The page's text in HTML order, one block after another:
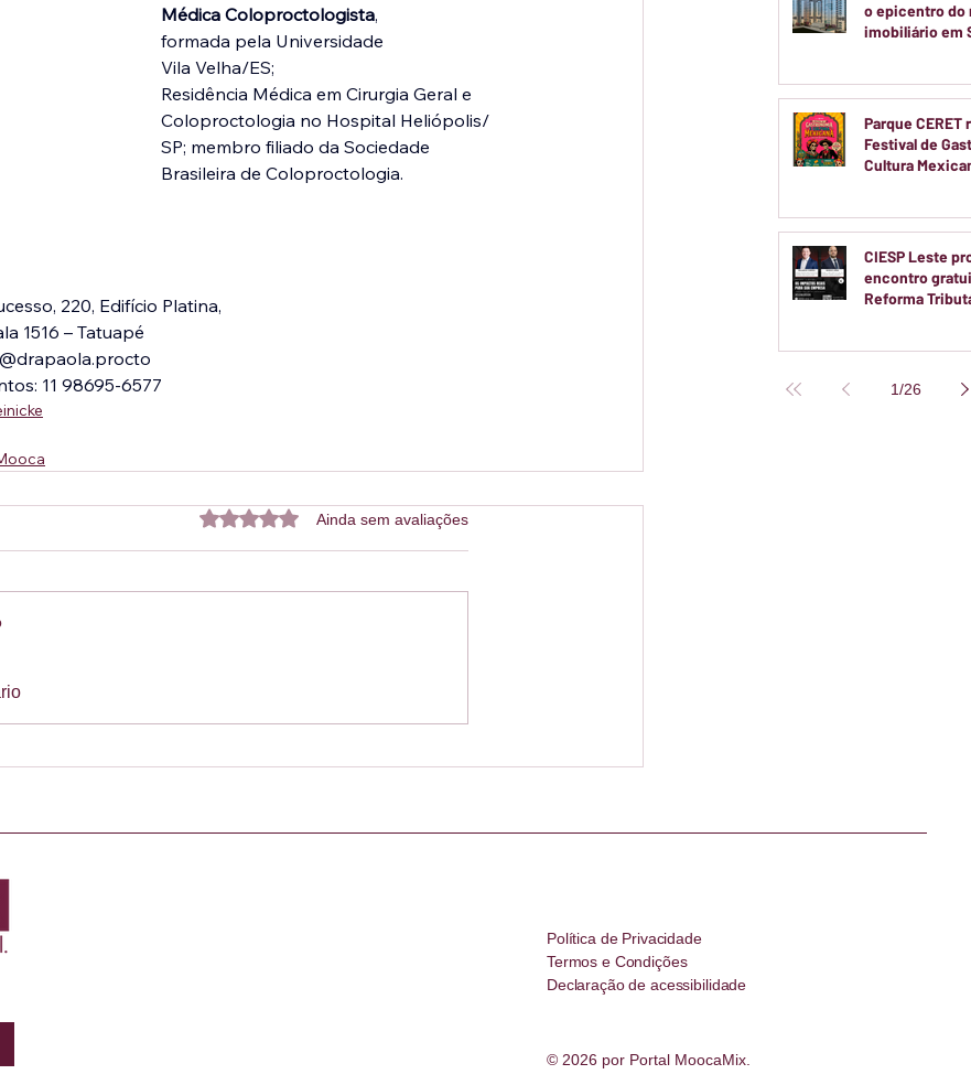
Médica Coloproctologista,
formada pela Universidade
Vila Velha/ES;
Residência Médica em Cirurgia Geral e
Coloproctologia no Hospital Heliópolis/
SP; membro filiado da Sociedade
Brasileira de Coloproctologia.
220, Edifício Platina,
1516 – Tatuapé
11 98695-6577
Avaliado com 0 de 5 estrelas.
Ainda sem avaliações
o epicentro do
imobiliário em
Parque CERET
Festival de
Cultura
CIESP Leste
encontro
Reforma
1/26
Política de Privacidade
Termos e Condições
Declaração de acessibilidade
© 2026 por Portal MoocaMix.